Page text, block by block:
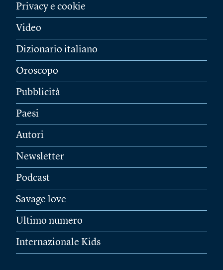
Privacy e cookie
Video
Dizionario italiano
Oroscopo
Pubblicità
Paesi
Autori
Newsletter
Podcast
Savage love
Ultimo numero
Internazionale Kids